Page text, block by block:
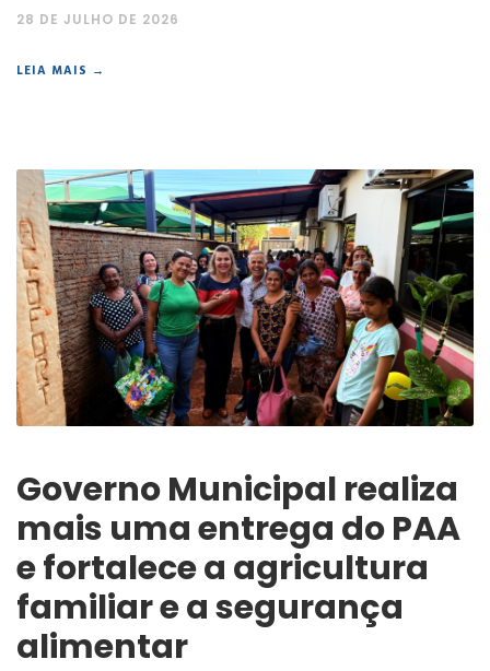
28 DE JULHO DE 2026
LEIA MAIS →
Governo Municipal realiza
mais uma entrega do PAA
e fortalece a agricultura
familiar e a segurança
alimentar